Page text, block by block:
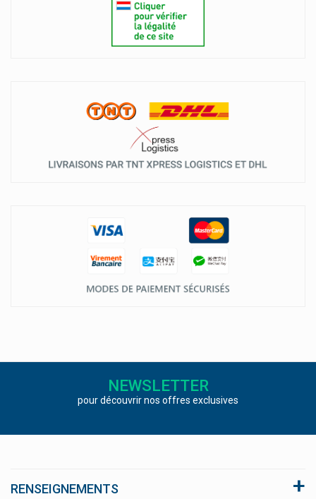
NEWSLETTER
pour découvrir nos offres exclusives
RENSEIGNEMENTS